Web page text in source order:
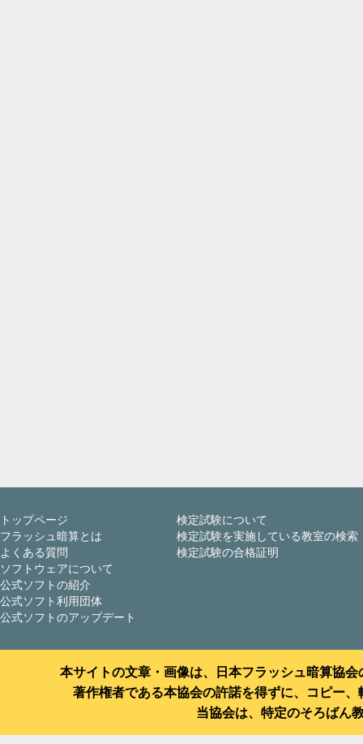
トップページ
フラッシュ暗算とは
よくある質問
ソフトウェアについて
公式ソフトの紹介
公式ソフト利用団体
公式ソフトのアップデート
検定試験について
検定試験を実施している教室の検索
検定試験の合格証明
本サイトの文章・画像は、日本フラッシュ暗算協
著作権者である本協会の許諾を得ずに、コピー
当協会は、特定のそろばん